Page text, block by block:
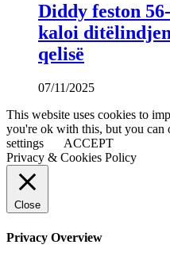
Diddy feston
kaloi
qelisë
07/11/2025
This website uses cookies to
you're ok with this, but you can
settings
ACCEPT
Privacy & Cookies Policy
Close
Privacy Overview